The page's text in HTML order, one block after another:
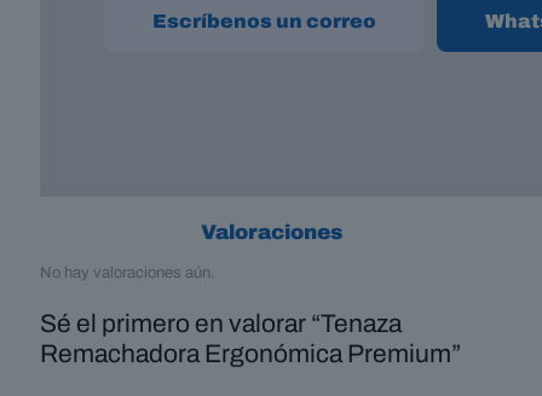
Escríbenos un correo
Valoraciones
No hay valoraciones aún.
Sé el primero en valorar “Tenaza
Remachadora Ergonómica Premium”